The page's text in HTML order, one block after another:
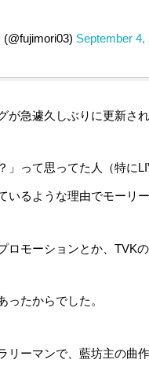
September 4,
が急遽久しぶりに更新さ
」って思ってた人（特に
いるような理由でモーリ
ロモーションとか、TVK
ったからでした。
リーマンで、藍坊主の曲